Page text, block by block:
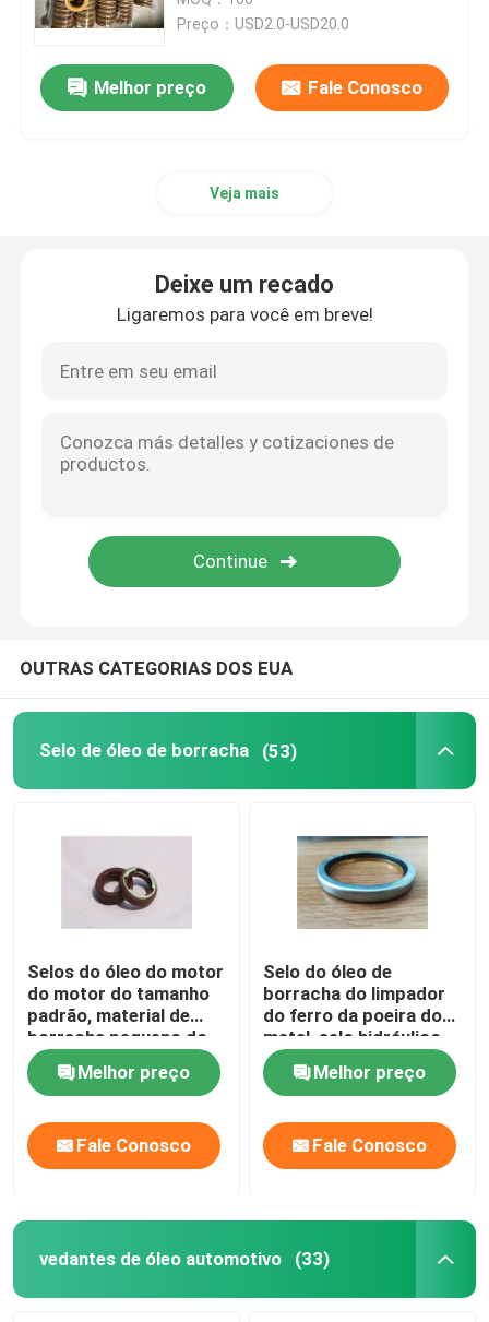
Selo do bordo do óleo
Selo do anel-O
Peças de borracha moldada
Arruela de selagem do metal
usinadas peças de metal
Fixações e prendedores do metal
selos do óleo da haste de válvula
Peças de reparo do motor
Embalagem de glândula da fibra
Preço：USD2.0-USD20.0
Melhor preço Fale Conosco
Veja mais
Deixe um recado
Ligaremos para você em breve!
OUTRAS CATEGORIAS DOS EUA
Selo de óleo de borracha (53)
Selos do óleo do motor
do motor do tamanho
padrão, material de
borracha pequeno do
selo HNR da poeira de
BrownMelhor preço
Fale Conosco
Selo do óleo de
borracha do limpador
do ferro da poeira do
metal, selo hidráulico
azul do pistão de Rod
Melhor preço
Fale Conosco
vedantes de óleo automotivo (33)